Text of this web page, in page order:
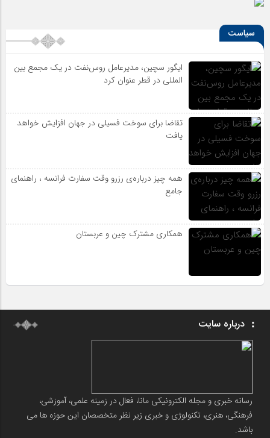
سیاست
ایگور سچین، مدیرعامل روس‌نفت در یک مجمع بین
المللی در قطر عنوان کرد
تقاضا برای سوخت فسیلی در جهان افزایش خواهد
یافت
همه چیز درباره‌ی رزرو وقت سفارت فرانسه ، راهنمای
جامع
همکاری مشترک چین و عربستان
درباره سایت
رسانه خبری و مجله الکترونیکی مانا، فعال در زمینه علمی، آموزشی،
فرهنگی، هنری، تکنولوژی و خبری زیر نظر متخصصان این حوزه ها می
باشد.